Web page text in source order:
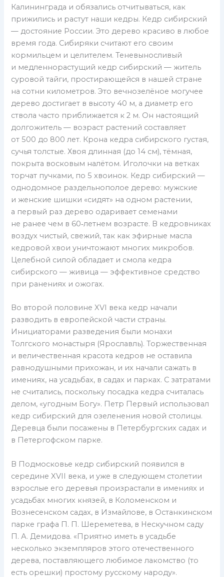
Калининграда и обязались отчитываться, как
прижились и растут наши кедры. Кедр сибирский
— достояние России. Это дерево красиво в любое
время года. Сибиряки считают его своим
кормильцем и целителем. Теневыносливый
и медленнорастущий кедр сибирский — житель
суровой тайги, простирающейся в нашей стране
на сотни километров. Это вечнозелёное могучее
дерево достигает в высоту 40 м, а диаметр его
ствола часто приближается к 2 м. Он настоящий
долгожитель — возраст растений составляет
от 500 до 800 лет. Крона кедра сибирского густая,
сучья толстые. Хвоя длинная (до 14 см), тёмная,
покрыта восковым налётом. Иголочки на ветках
торчат пучками, по 5 хвоинок. Кедр сибирский —
однодомное раздельнополое дерево: мужские
и женские шишки «сидят» на одном растении,
а первый раз дерево одаривает семенами
не ранее чем в 60‑летнем возрасте. В кедровниках
воздух чистый, свежий, так как эфирные масла
кедровой хвои уничтожают многих микробов.
Целебной силой обладает и смола кедра
сибирского — живица — эффективное средство
при ранениях и ожогах.
Во второй половине XVI века кедр начали
разводить в европейской части страны.
Инициаторами разведения были монахи
Толгского монастыря (Ярославль). Торжественная
и величественная красота кедров не оставила
равнодушными прихожан, и их начали сажать в
имениях, на усадьбах, в садах и парках. С затратами
не считались, поскольку посадка кедра считалась
делом, «угодным Богу». Петр Первый использовал
кедр сибирский для озеленения новой столицы.
Деревца были посажены в Петербургских садах и
в Петергофском парке.
В Подмосковье кедр сибирский появился в
середине XVII века, и уже в следующем столетии
взрослые его деревья произрастали в имениях и
усадьбах многих князей, в Коломенском и
Вознесенском садах, в Измайлове, в Останкинском
парке графа П. П. Шереметева, в Нескучном саду
П. А. Демидова. «Приятно иметь в усадьбе
несколько экземпляров этого отечественного
дерева, поставляющего любимое лакомство (то
есть орешки) простому русскому народу».